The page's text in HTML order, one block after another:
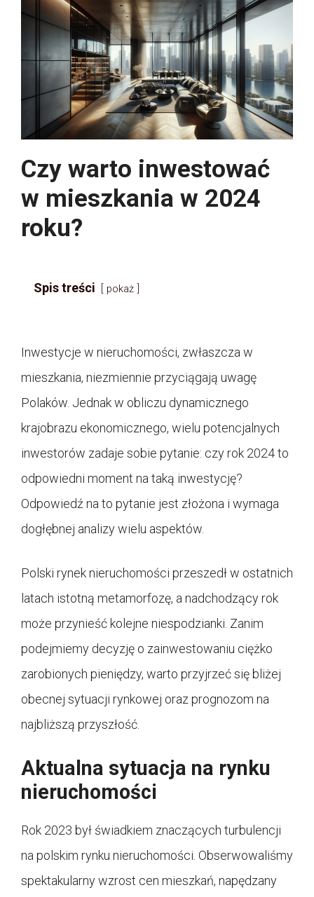
Czy warto inwestować
w mieszkania w 2024
roku?
Spis treści pokaż
Inwestycje w nieruchomości, zwłaszcza w
mieszkania, niezmiennie przyciągają uwagę
Polaków. Jednak w obliczu dynamicznego
krajobrazu ekonomicznego, wielu potencjalnych
inwestorów zadaje sobie pytanie: czy rok 2024 to
odpowiedni moment na taką inwestycję?
Odpowiedź na to pytanie jest złożona i wymaga
dogłębnej analizy wielu aspektów.
Polski rynek nieruchomości przeszedł w ostatnich
latach istotną metamorfozę, a nadchodzący rok
może przynieść kolejne niespodzianki. Zanim
podejmiemy decyzję o zainwestowaniu ciężko
zarobionych pieniędzy, warto przyjrzeć się bliżej
obecnej sytuacji rynkowej oraz prognozom na
najbliższą przyszłość.
Aktualna sytuacja na rynku
nieruchomości
Rok 2023 był świadkiem znaczących turbulencji
na polskim rynku nieruchomości. Obserwowaliśmy
spektakularny wzrost cen mieszkań, napędzany